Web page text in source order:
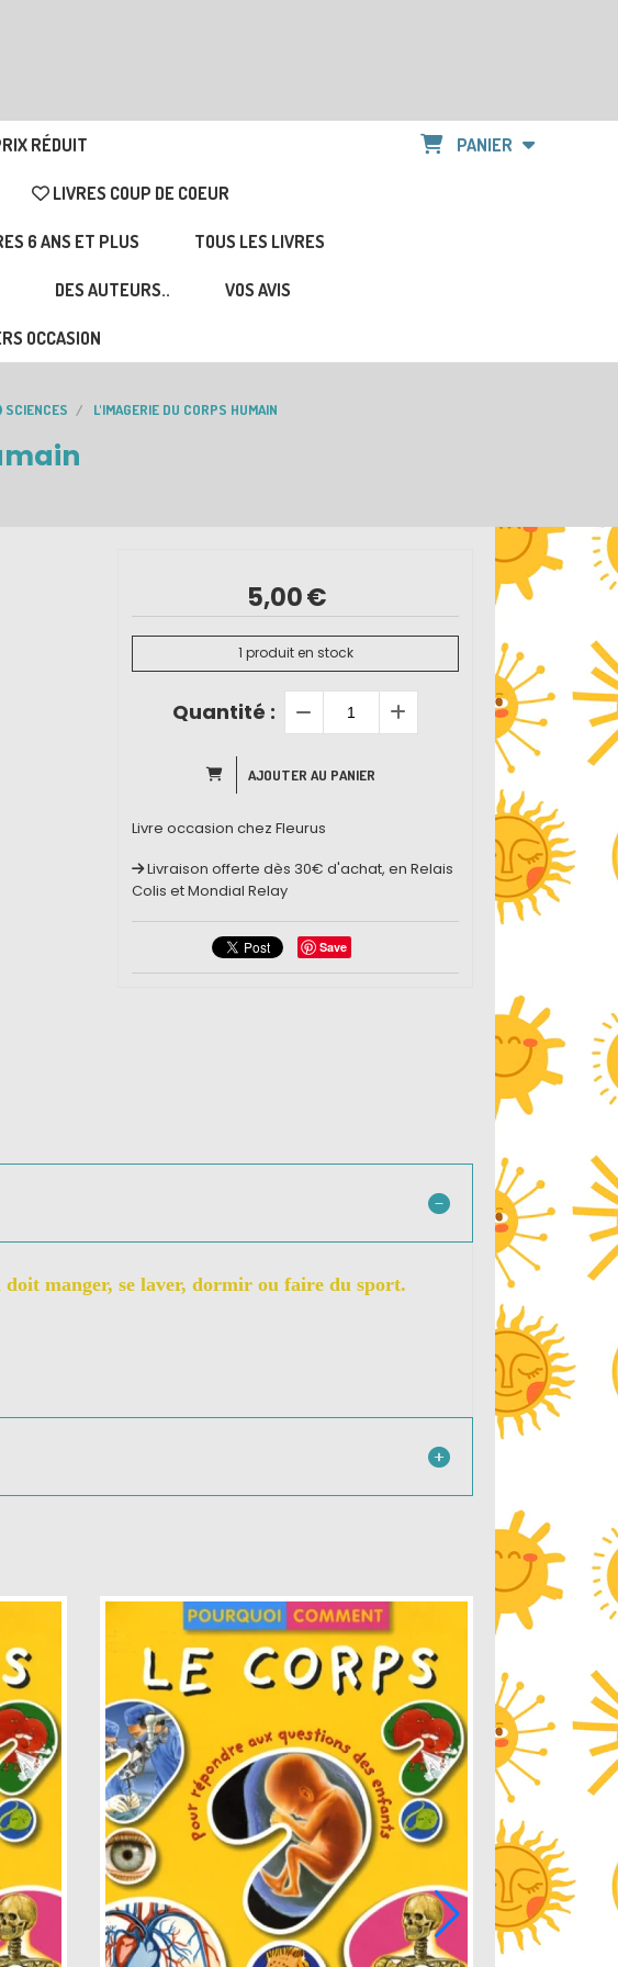
RÉDUIT
LIVRES COUP DE COEUR
6 ANS ET PLUS TOUS LES LIVRES
DES AUTEURS.. VOS AVIS
OCCASION
PANIER
SCIENCES L'IMAGERIE DU CORPS HUMAIN
5,00€
1 produit en stock
Quantité :
AJOUTER AU PANIER
Livre occasion chez Fleurus
Livraison offerte dès 30€ d'achat, en Relais
Colis et Mondial Relay
Save
manger, se laver, dormir ou faire du sport.